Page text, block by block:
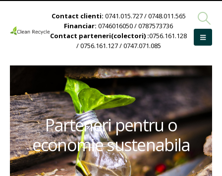
Contact clienti: 0741.015.727 / 0748.011.565
Financiar: 0746016050 / 0787573736
Contact parteneri(colectori) :0756.161.128
/ 0756.161.127 / 0747.071.085
Parteneri pentru o
economie sustenabila